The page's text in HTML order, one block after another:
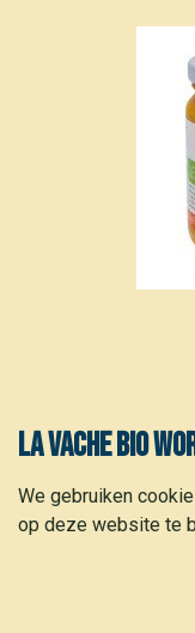
La Vache Bio
2,95€ (15,53€/g)
We gebruiken
op deze website te